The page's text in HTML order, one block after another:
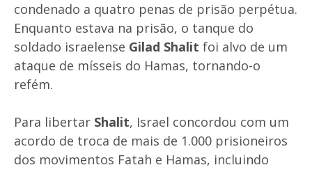
condenado a quatro penas de prisão perpétua.
Enquanto estava na prisão, o tanque do
soldado israelense Gilad Shalit foi alvo de um
ataque de mísseis do Hamas, tornando-o
refém.
Para libertar Shalit, Israel concordou com um
acordo de troca de mais de 1.000 prisioneiros
dos movimentos Fatah e Hamas, incluindo